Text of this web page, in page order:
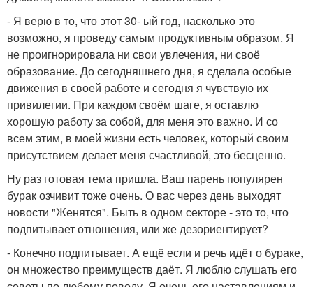
- Я верю в то, что этот 30- ый год, насколько это
возможно, я проведу самым продуктивным образом. Я
не проигнoрировала ни свои увлечения, ни своё
образование. До сегодняшнего дня, я сделала особые
движения в своей работе и сегодня я чувствую их
привилегии. При каждом своём шаге, я оставлю
хорошую работу за собой, для меня это важно. И со
всем этим, в моей жизни есть человек, который своим
присутствием делает меня счастливой, это бесценно.
Ну раз готовая тема пришла. Ваш парень популярен
бурак озчивит тоже очень. О вас через день выходят
новости "Женятся". Быть в одном секторе - это то, что
подпитывает отношения, или же дезориентирует?
- Конечно подпитывает. А ещё если и речь идёт о бураке,
он множество преимуществ даёт. Я люблю слушать его